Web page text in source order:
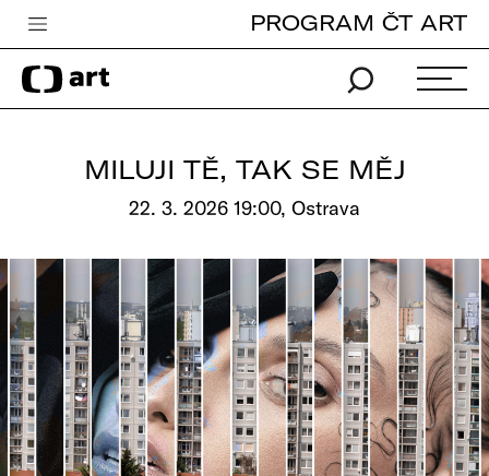
Česká televize
Zpravodajství
Pro děti
edu
Vše o ČT
PROGRAM ČT ART
MILUJI TĚ, TAK SE MĚJ
22. 3. 2026 19:00, Ostrava